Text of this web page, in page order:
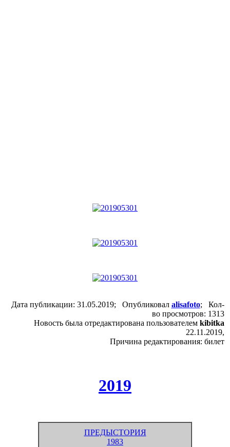
Дата публикации: 31.05.2019; Опубликовал alisafoto; Кол-
во просмотров: 1313
Новость была отредактирована пользователем kibitka
22.11.2019,
Причина редактирования: билет
2019
ПРЕДЫСТОРИЯ
1983